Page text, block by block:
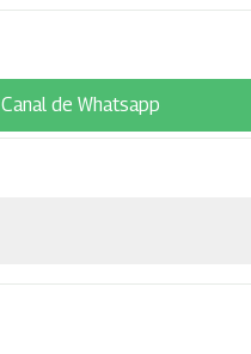
Canal de Whatsapp